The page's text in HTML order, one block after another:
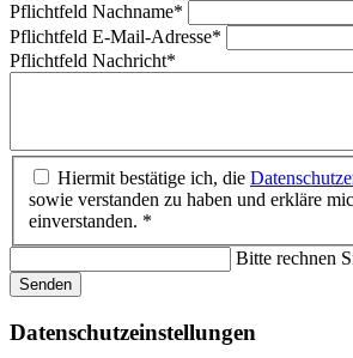
Pflichtfeld Nachname*
Pflichtfeld E-Mail-Adresse*
Pflichtfeld Nachricht*
Hiermit bestätige ich, die
sowie verstanden zu haben und erkläre
einverstanden. *
Bitte rechnen
Senden
Datenschutz­einstellungen